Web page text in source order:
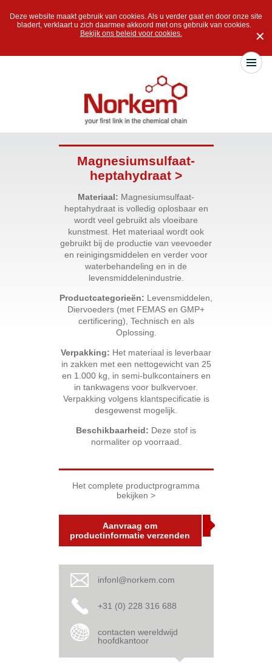
Deze website maakt gebruik van cookies. Als u verder gaat en door onze site
bladert, verklaart u zich daarmee akkoord met ons gebruik van cookies.
Bekijk ons beleid voor cookies.
✕
Magnesiumsulfaat-
heptahydraat >
Materiaal: Magnesiumsulfaat-
heptahydraat is volledig oplosbaar en
wordt veel gebruikt als vloeibare
kunstmest. Het materiaal wordt ook
gebruikt bij de productie van veevoeder
en reinigingsmiddelen en verder voor
waterbehandeling en in de
levensmiddelenindustrie.
Productcategorieën: Levensmiddelen,
Diervoeders (met FEMAS en GMP+
certificering), Technisch en als
Oplossing.
Verpakking: Het materiaal is leverbaar
in zakken met een nettogewicht van 25
en 1.000 kg, in semi-bulkcontainers en
in tankwagens voor bulkvervoer.
Verpakking volgens klantspecificatie is
desgewenst mogelijk.
Beschikbaarheid: Deze stof is
normaliter op voorraad.
Het complete productprogramma
bekijken >
Aanvraag om
productinformatie verzenden
infonl@norkem.com
+31 (0) 228 316 688
contacten wereldwijd
hoofdkantoor